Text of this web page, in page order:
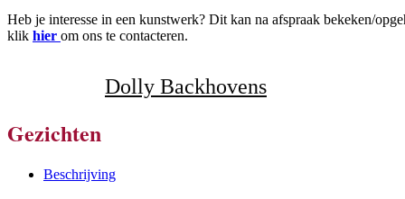
Heb je interesse in een kunstwerk? Dit kan na afspraak bekeken/
klik hier om ons te contacteren.
Dolly Backhovens
Gezichten
Beschrijving